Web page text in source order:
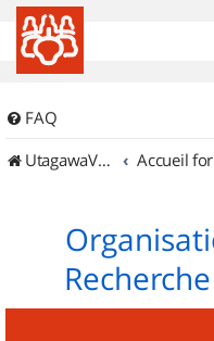
FAQ
UtagawaVTT (Randos VTT et VTTAE avec traces GPS)
Accueil